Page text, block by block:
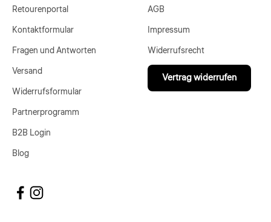
Retourenportal
Kontaktformular
Fragen und Antworten
Versand
Widerrufsformular
Partnerprogramm
B2B Login
Blog
AGB
Impressum
Widerrufsrecht
Vertrag widerrufen